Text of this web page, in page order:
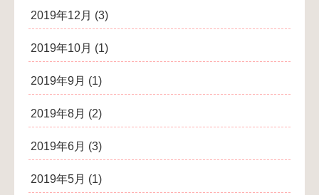
2019年12月 (3)
2019年10月 (1)
2019年9月 (1)
2019年8月 (2)
2019年6月 (3)
2019年5月 (1)